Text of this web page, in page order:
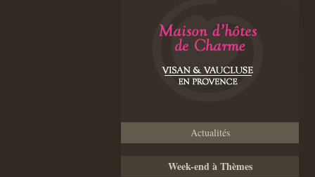
Actualités
Week-end à Thèmes